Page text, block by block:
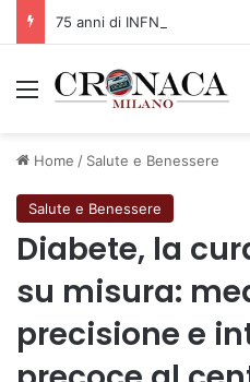
Menu
Home / Salute e Benessere
Salute e Benessere
Diabete, la
su misura:
precisione e